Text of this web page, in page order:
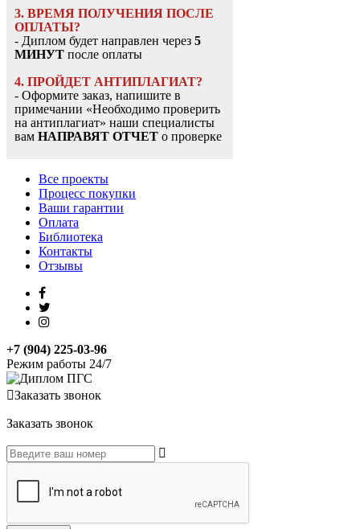
3. ВРЕМЯ ПОЛУЧЕНИЯ ПОСЛЕ
ОПЛАТЫ?
- Диплом будет направлен через 5
МИНУТ после оплаты
4. ПРОЙДЕТ АНТИПЛАГИАТ?
- Оформите заказ, напишите в
примечании «Необходимо проверить
на антиплагиат» наши специалисты
вам НАПРАВЯТ ОТЧЕТ о проверке
Все проекты
Процесс покупки
Ваши гарантии
Оплата
Библиотека
Контакты
Отзывы
+7 (904) 225-03-96
Режим работы 24/7
Заказать звонок
Заказать звонок